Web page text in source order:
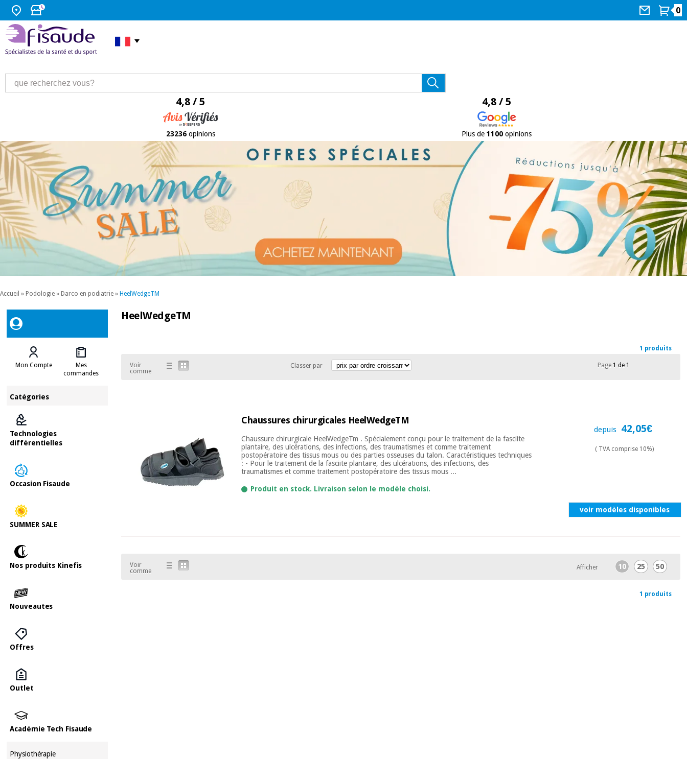
0
4,8 / 5
23236opinions
4,8 / 5
Plus de 1100opinions
Accueil » Podologie » Darco en podiatrie » HeelWedgeTM
Mon Compte
Mes
commandes
Catégories
Technologies
différentielles
Occasion Fisaude
SUMMER SALE
Nos produits Kinefis
Nouveautes
Offres
Outlet
Académie Tech Fisaude
Physiothérapie
HeelWedgeTM
1 produits
Voir
comme
Classer par Page1 de 1
Chaussures chirurgicales HeelWedgeTM
Chaussure chirurgicale HeelWedgeTm . Spécialement conçu pour le traitement de la fasciite
plantaire, des ulcérations, des infections, des traumatismes et comme traitement
postopératoire des tissus mous ou des parties osseuses du talon. Caractéristiques techniques
: - Pour le traitement de la fasciite plantaire, des ulcérations, des infections, des
traumatismes et comme traitement postopératoire des tissus mous ...
Produit en stock. Livraison selon le modèle choisi.
depuis 42,05€
( TVA comprise 10%)
voir modèles disponibles
Voir
comme
Afficher 10 25 50
1 produits